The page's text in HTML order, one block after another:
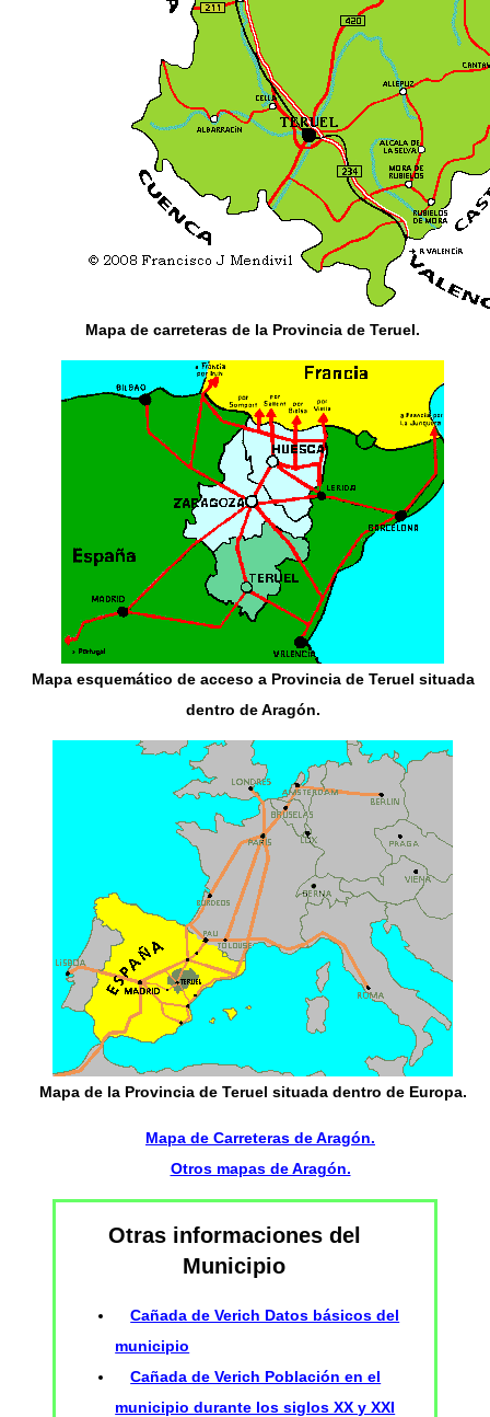
Mapa de carreteras de la Provincia de Teruel.
Mapa esquemático de acceso a Provincia de Teruel situada
dentro deAragón.
Mapa de la Provincia de Teruel situada dentro de Europa.
Mapa de Carreteras de Aragón.
Otros mapas de Aragón.
Otras informaciones del
Municipio
Cañada de Verich Datos básicos del
municipio
Cañada de Verich Población en el
municipio durante los siglos XX y XXI